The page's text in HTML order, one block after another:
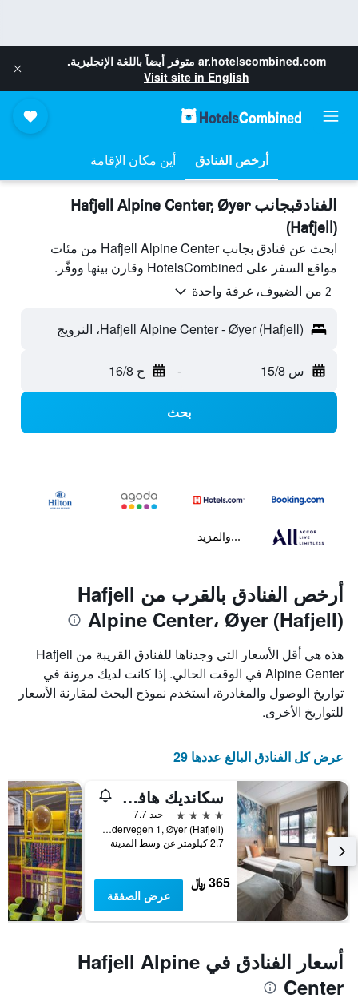
ar.hotelscombined.com متوفر أيضاً باللغة الإنجليزية.
Visit site in English
أرخص الفنادق أين مكان الإقامة
الفنادقبجانب Hafjell Alpine Center, Øyer
(Hafjell)
ابحث عن فنادق بجانب Hafjell Alpine Center من مئات
مواقع السفر على HotelsCombined وقارن بينها ووفّر.
2 من الضيوف، غرفة واحدة
Hafjell Alpine Center - Øyer (Hafjell)، النرويج
س 15/8 - ح 16/8
بحث
...والمزيد
أرخص الفنادق بالقرب من Hafjell
Alpine Center، Øyer (Hafjell)
هذه هي أقل الأسعار التي وجدناها للفنادق القريبة من Hafjell
Alpine Center في الوقت الحالي. إذا كانت لديك مرونة في
تواريخ الوصول والمغادرة، استخدم نموذج البحث لمقارنة الأسعار
للتواريخ الأخرى.
عرض كل الفنادق البالغ عددها 29
سكانديك هافييل
4 نجوم
جيد 7.7
Hundervegen 1, Øyer (Hafjell), أوبلاند, النرويج
2.7 كيلومتر عن وسط المدينة
365 ﷼
عرض الصفقة
أسعار الفنادق في Hafjell Alpine
Center